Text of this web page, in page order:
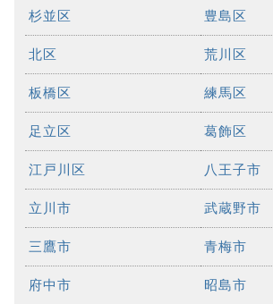
杉並区 豊島区
北区 荒川区
板橋区 練馬区
足立区 葛飾区
江戸川区 八王子市
立川市 武蔵野市
三鷹市 青梅市
府中市 昭島市